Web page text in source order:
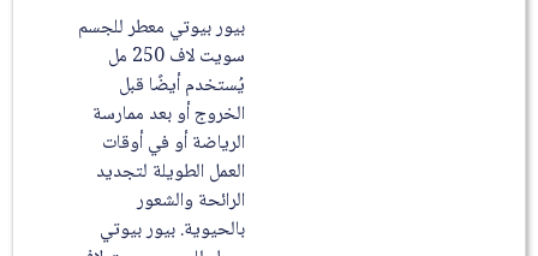
بيور بيوتي معطر للجسم
سويت لاف 250 مل
يُستخدم أيضًا قبل
الخروج أو بعد ممارسة
الرياضة أو في أوقات
العمل الطويلة لتجديد
الرائحة والشعور
بالحيوية. بيور بيوتي